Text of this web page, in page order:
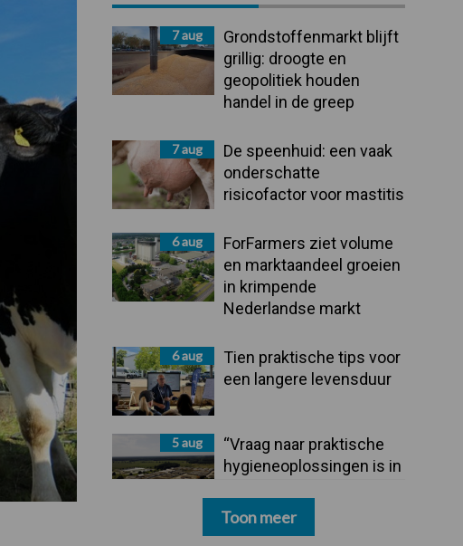
Sidebar7 aug
Grondstoffenmarkt blijft
grillig: droogte en
geopolitiek houden
handel in de greep
7 aug
De speenhuid: een vaak
onderschatte
risicofactor voor mastitis
6 aug
ForFarmers ziet volume
en marktaandeel groeien
in krimpende
Nederlandse markt
6 aug
Tien praktische tips voor
een langere levensduur
5 aug
“Vraag naar praktische
hygieneoplossingen is in
Toon meer